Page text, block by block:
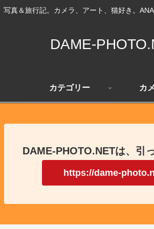
写真＆旅行記。カメラ、アート、猫好き。
DAME-
カテゴリー カ
DAME-PHOTO.NETは、引
https://dame-